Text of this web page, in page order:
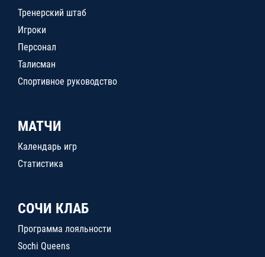
Тренерский штаб
Игроки
Персонал
Талисман
Спортивное руководство
МАТЧИ
Календарь игр
Статистика
СОЧИ КЛАБ
Программа лояльности
Sochi Queens